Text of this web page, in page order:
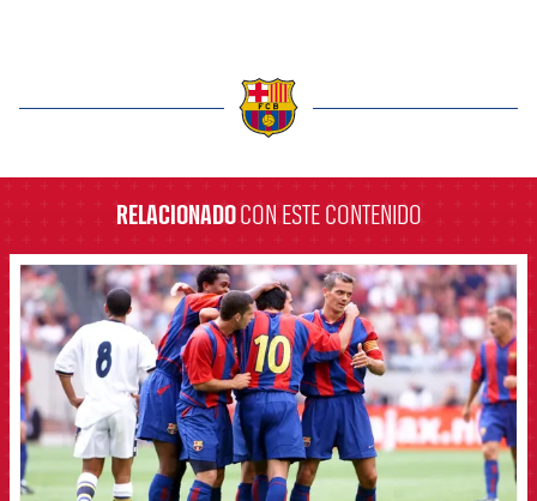
RELACIONADOCON ESTE CONTENIDO
FCB Barcelona badge